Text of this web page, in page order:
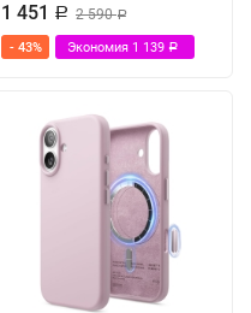
1 451 Р 2 590Р
- 43% Экономия 1 139 Р